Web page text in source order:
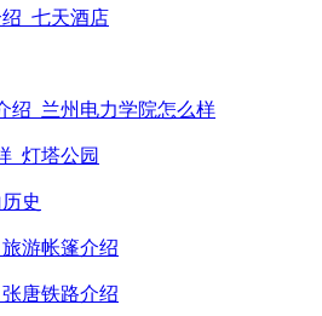
_七天酒店
绍_兰州电力学院怎么样
_灯塔公园
史
游帐篷介绍
唐铁路介绍